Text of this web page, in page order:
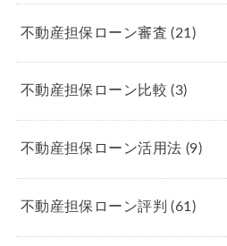
不動産担保ローン審査(21)
不動産担保ローン比較(3)
不動産担保ローン活用法 (9)
不動産担保ローン評判(61)